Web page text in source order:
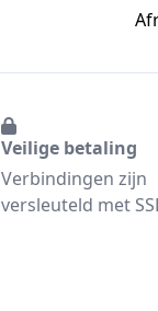
Veilige betaling
Verbindingen zijn
versleuteld met